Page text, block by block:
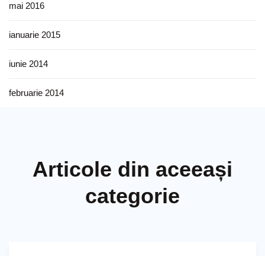
mai 2016
ianuarie 2015
iunie 2014
februarie 2014
Articole din aceeași
categorie